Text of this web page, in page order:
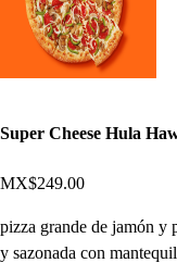
Super Cheese Hula
MX$249.00
pizza grande de jamón y
y sazonada con